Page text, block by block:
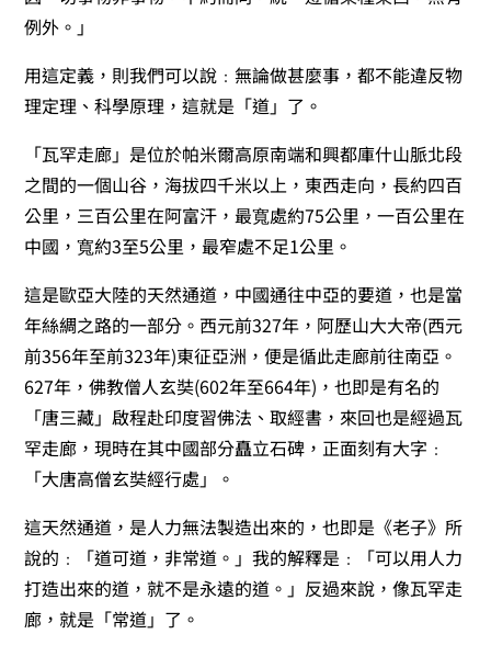
例外。」
用這定義，則我們可以說﹕無論做甚麼事，都不能違反物
理定理、科學原理，這就是「道」了。
「瓦罕走廊」是位於帕米爾高原南端和興都庫什山脈北段
之間的一個山谷，海拔四千米以上，東西走向，長約四百
公里，三百公里在阿富汗，最寬處約75公里，一百公里在
中國，寬約3至5公里，最窄處不足1公里。
這是歐亞大陸的天然通道，中國通往中亞的要道，也是當
年絲綢之路的一部分。西元前327年，阿歷山大大帝(西元
前356年至前323年)東征亞洲，便是循此走廊前往南亞。
627年，佛教僧人玄奘(602年至664年)，也即是有名的
「唐三藏」啟程赴印度習佛法、取經書，來回也是經過瓦
罕走廊，現時在其中國部分矗立石碑，正面刻有大字﹕
「大唐高僧玄奘經行處」。
這天然通道，是人力無法製造出來的，也即是《老子》所
說的﹕「道可道，非常道。」我的解釋是﹕「可以用人力
打造出來的道，就不是永遠的道。」反過來說，像瓦罕走
廊，就是「常道」了。